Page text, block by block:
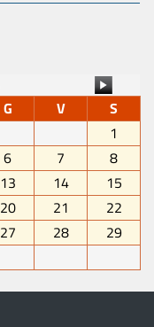
G V
S
1
6 7
8
13 14
15
20 21
22
27 28
29